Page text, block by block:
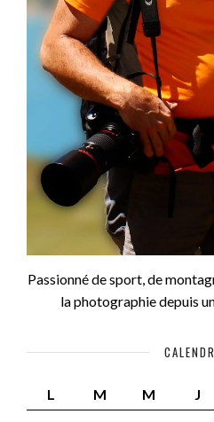
Passionné de sport, de
la photographie depuis
L M M J